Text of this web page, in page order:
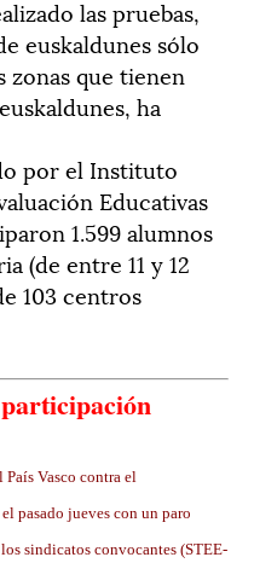
las pruebas,
euskaldunes sólo
zonas que tienen
ha
por el Instituto
Educativas
1.599 alumnos
(de entre 11 y 12
103 centros
Vasco contra el
pasado jueves con un paro
sindicatos convocantes (STEE-